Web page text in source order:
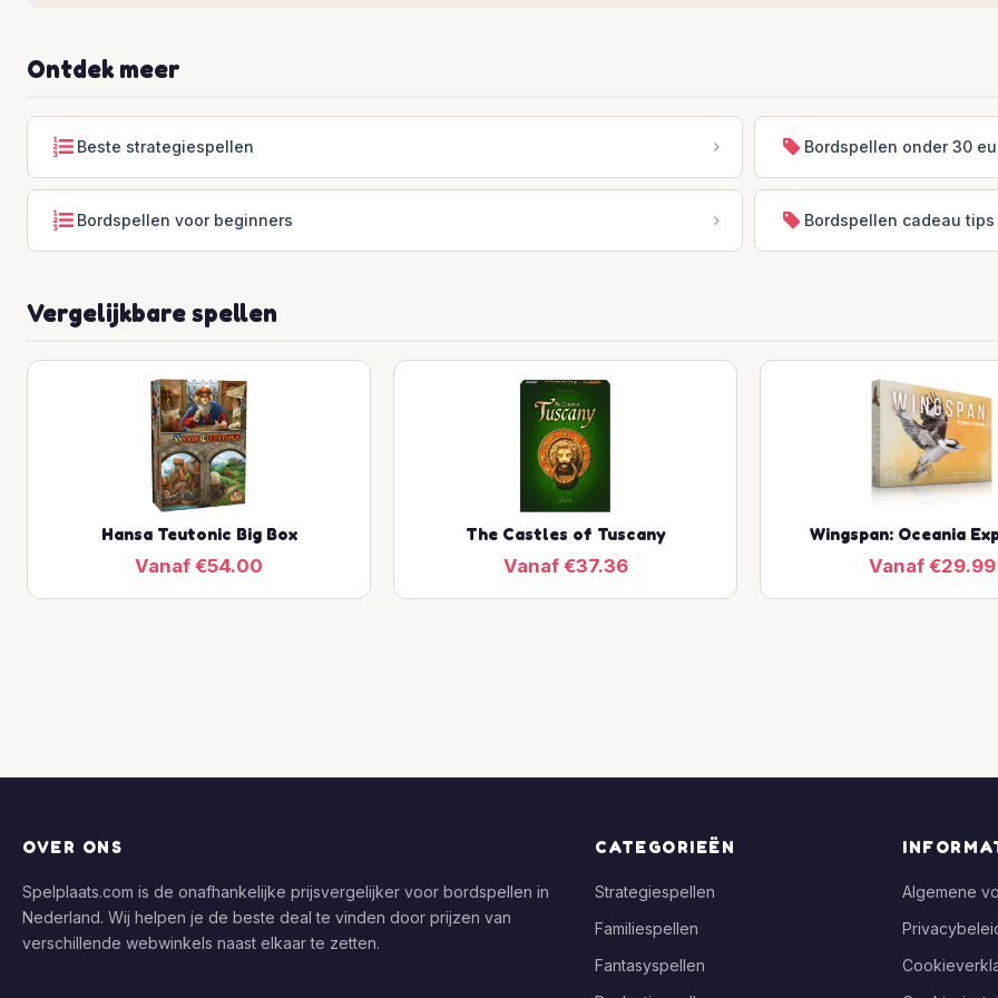
Ontdek meer
Beste strategiespellen Bordspellen onder 30
Bordspellen voor beginners Bordspellen cadeau tips
Vergelijkbare spellen
Hansa Teutonic Big Box
Vanaf €54.00
The Castles of Tuscany
Vanaf €37.36
Wingspan: Oceania
Vanaf €29.99
OVER ONS
Spelplaats.com is de onafhankelijke prijsvergelijker voor bordspellen in
Nederland. Wij helpen je de beste deal te vinden door prijzen van
verschillende webwinkels naast elkaar te zetten.
CATEGORIEËN
Strategiespellen
Familiespellen
Fantasyspellen
Algemene